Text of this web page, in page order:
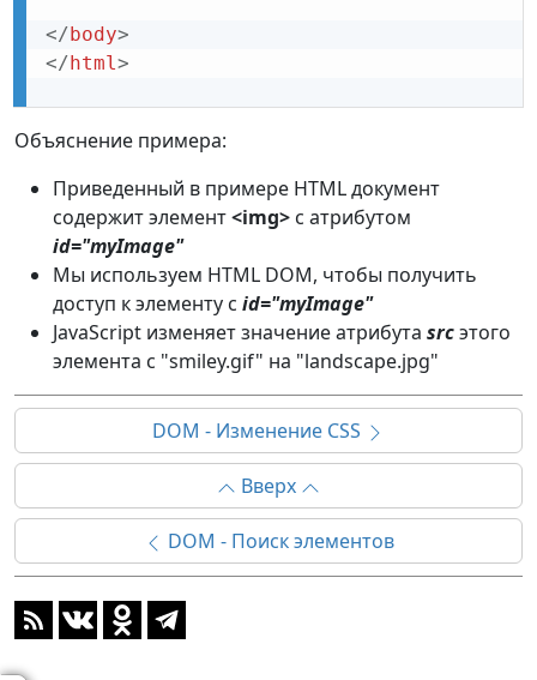
</ body>
</ html>
Объяснение примера:
Приведенный в примере HTML документ
содержит элемент<img> с атрибутом
id="myImage"
Мы используем HTML DOM, чтобы получить
доступ к элементу с id="myImage"
JavaScript изменяет значение атрибута srcэтого
элемента с "smiley.gif" на "landscape.jpg"
DOM - Изменение CSS
Вверх
DOM - Поиск элементов